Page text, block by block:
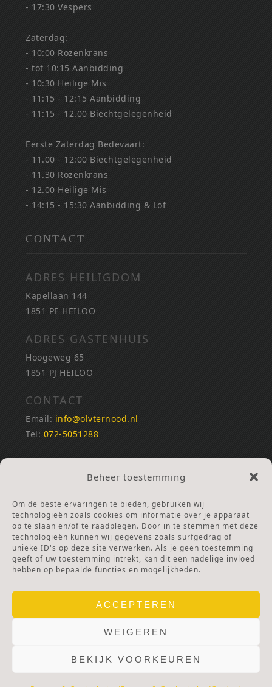
Beheer toestemming
Om de beste ervaringen te bieden, gebruiken wij
technologieën zoals cookies om informatie over je apparaat
op te slaan en/of te raadplegen. Door in te stemmen met deze
technologieën kunnen wij gegevens zoals surfgedrag of
unieke ID's op deze site verwerken. Als je geen toestemming
geeft of uw toestemming intrekt, kan dit een nadelige invloed
hebben op bepaalde functies en mogelijkheden.
ACCEPTEREN
WEIGEREN
BEKIJK VOORKEUREN
- 17:30 Vespers
Zaterdag:
- 10:00 Rozenkrans
- tot 10:15 Aanbidding
- 10:30 Heilige Mis
- 11:15 - 12:15 Aanbidding
- 11:15 - 12.00 Biechtgelegenheid
Eerste Zaterdag Bedevaart:
- 11.00 - 12:00 Biechtgelegenheid
- 11.30 Rozenkrans
- 12.00 Heilige Mis
- 14:15 - 15:30 Aanbidding & Lof
CONTACT
ADRES HEILIGDOM
Kapellaan 144
1851 PE HEILOO
ADRES GASTENHUIS
Hoogeweg 65
1851 PJ HEILOO
CONTACT
Email: info@olvternood.nl
Tel: 072-5051288
REKENINGNUMMERS
NL25INGB0000672168
Ga naar Doneren
ANBI Stichting
RSIN nummer:002832987
© 2025 OLV TER NOOD. WEBSITE. PRIVACY & COOKIES.